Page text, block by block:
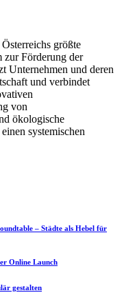
größte
zur Förderung der
Unternehmen und deren
und verbindet
von
ökologische
systemischen
– Städte als Hebel für
Online Launch
gestalten